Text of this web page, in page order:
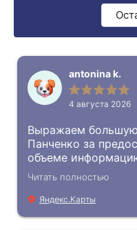
antonina k.
4 августа 2026
Выражаем
Панченко за
объеме
поездки в Китай!
молодой девушки
Читать полностью
Яндекс.Карты
Предложение не является
Политика
© ООО "Еврофантазия",